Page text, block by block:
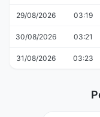
29/08/2026 03:19
30/08/2026 03:21
31/08/2026 03:23